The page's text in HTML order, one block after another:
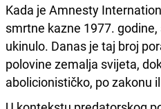
Kada je Amnesty
smrtne kazne 1977.
ukinulo. Danas je taj broj
polovine zemalja svijeta,
abolicionističko, po zakonu